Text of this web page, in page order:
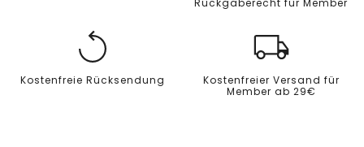
Rückgaberecht für Member
Kostenfreie Rücksendung
Kostenfreier Versand für
Member ab 29€